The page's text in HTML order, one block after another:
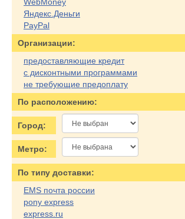
Яндекс.Деньги
PayPal
Организации:
предоставляющие кредит
с дисконтными программами
не требующие предоплату
По расположению:
Город:
Метро:
По типу доставки:
EMS почта россии
pony express
express.ru